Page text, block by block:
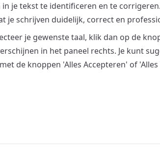
je tekst te identificeren en te
je schrijven duidelijk, correct en
je gewenste taal, klik dan op de
in het paneel rechts. Je kunt
de knoppen 'Alles Accepteren' of